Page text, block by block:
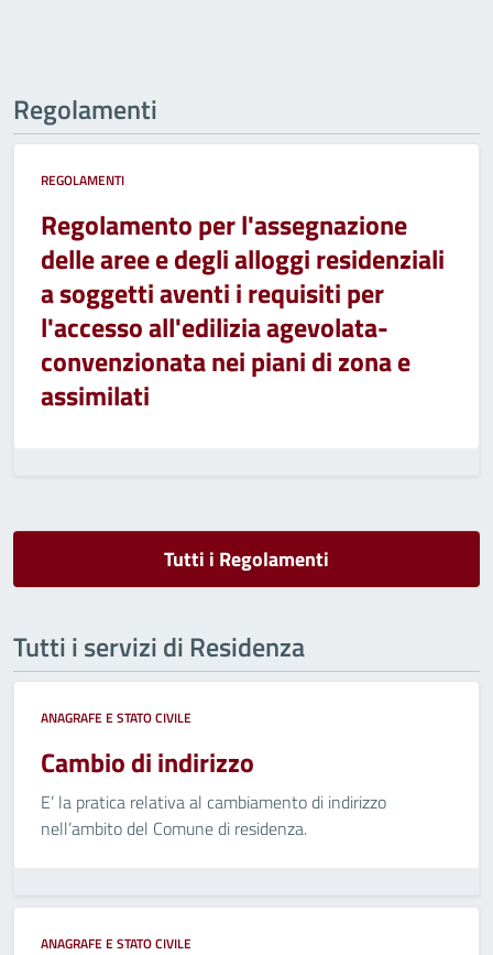
Regolamenti
REGOLAMENTI
Regolamento per l'assegnazione
delle aree e degli alloggi residenziali
a soggetti aventi i requisiti per
l'accesso all'edilizia agevolata-
convenzionata nei piani di zona e
assimilati
Tutti i Regolamenti
Tutti i servizi di Residenza
ANAGRAFE E STATO CIVILE
Cambio di indirizzo
E’ la pratica relativa al cambiamento di indirizzo
nell’ambito del Comune di residenza.
ANAGRAFE E STATO CIVILE